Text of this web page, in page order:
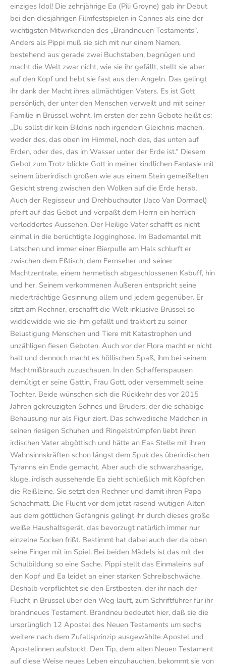
einziges Idol! Die zehnjährige Ea (Pili Groyne) gab ihr Debut
bei den diesjährigen Filmfestspielen in Cannes als eine der
wichtigsten Mitwirkenden des „Brandneuen Testaments“.
Anders als Pippi muß sie sich mit nur einem Namen,
bestehend aus gerade zwei Buchstaben, begnügen und
macht die Welt zwar nicht, wie sie ihr gefällt, stellt sie aber
auf den Kopf und hebt sie fast aus den Angeln. Das gelingt
ihr dank der Macht ihres allmächtigen Vaters. Es ist Gott
persönlich, der unter den Menschen verweilt und mit seiner
Familie in Brüssel wohnt. Im ersten der zehn Gebote heißt es:
„Du sollst dir kein Bildnis noch irgendein Gleichnis machen,
weder des, das oben im Himmel, noch des, das unten auf
Erden, oder des, das im Wasser unter der Erde ist.“ Diesem
Gebot zum Trotz blickte Gott in meiner kindlichen Fantasie mit
seinem überirdisch großen wie aus einem Stein gemeißelten
Gesicht streng zwischen den Wolken auf die Erde herab.
Auch der Regisseur und Drehbuchautor (Jaco Van Dormael)
pfeift auf das Gebot und verpaßt dem Herrn ein herrlich
verloddertes Aussehen. Der Heilige Vater schafft es nicht
einmal in die berüchtigte Jogginghose. Im Bademantel mit
Latschen und immer einer Bierpulle am Hals schlurft er
zwischen dem Eßtisch, dem Fernseher und seiner
Machtzentrale, einem hermetisch abgeschlossenen Kabuff, hin
und her. Seinem verkommenen Äußeren entspricht seine
niederträchtige Gesinnung allem und jedem gegenüber. Er
sitzt am Rechner, erschafft die Welt inklusive Brüssel so
widdewidde wie sie ihm gefällt und traktiert zu seiner
Belustigung Menschen und Tiere mit Katastrophen und
unzähligen fiesen Geboten. Auch vor der Flora macht er nicht
halt und dennoch macht es höllischen Spaß, ihm bei seinem
Machtmißbrauch zuzuschauen. In den Schaffenspausen
demütigt er seine Gattin, Frau Gott, oder versemmelt seine
Tochter. Beide wünschen sich die Rückkehr des vor 2015
Jahren gekreuzigten Sohnes und Bruders, der die schäbige
Behausung nur als Figur ziert. Das schwedische Mädchen in
seinen riesigen Schuhen und Ringelstrümpfen liebt ihren
irdischen Vater abgöttisch und hätte an Eas Stelle mit ihren
Wahnsinnskräften schon längst dem Spuk des überirdischen
Tyranns ein Ende gemacht. Aber auch die schwarzhaarige,
kluge, irdisch aussehende Ea zieht schließlich mit Köpfchen
die Reißleine. Sie setzt den Rechner und damit ihren Papa
Schachmatt. Die Flucht vor dem jetzt rasend wütigen Alten
aus dem göttlichen Gefängnis gelingt ihr durch dieses große
weiße Haushaltsgerät, das bevorzugt natürlich immer nur
einzelne Socken frißt. Bestimmt hat dabei auch der da oben
seine Finger mit im Spiel. Bei beiden Mädels ist das mit der
Schulbildung so eine Sache. Pippi stellt das Einmaleins auf
den Kopf und Ea leidet an einer starken Schreibschwäche.
Deshalb verpflichtet sie den Erstbesten, der ihr nach der
Flucht in Brüssel über den Weg läuft, zum Schriftführer für ihr
brandneues Testament. Brandneu bedeutet hier, daß sie die
ursprünglich 12 Apostel des Neuen Testaments um sechs
weitere nach dem Zufallsprinzip ausgewählte Apostel und
Apostelinnen aufstockt. Den Tip, dem alten Neuen Testament
auf diese Weise neues Leben einzuhauchen, bekommt sie von